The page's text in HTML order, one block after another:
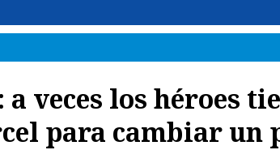
veces los héroes
para cambiar un